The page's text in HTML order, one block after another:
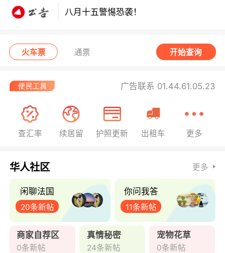
八月十五警惕恐袭！
火车票 通票 开始查询
广告联系 01.44.61.05.23
查汇率 续居留 护照更新 出租车 更多
华人社区 更多
闲聊法国
20条新帖
你问我答
11条新帖
商家自荐区
0条新帖
真情秘密
24条新帖
宠物花草
0条新帖